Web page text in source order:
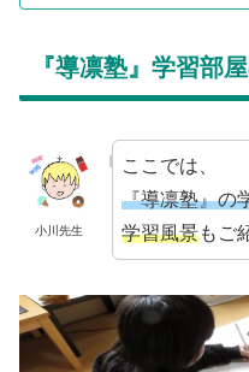
『導凛塾』学習部
小川先生
ここでは、
『導凛塾』の
学習風景もご